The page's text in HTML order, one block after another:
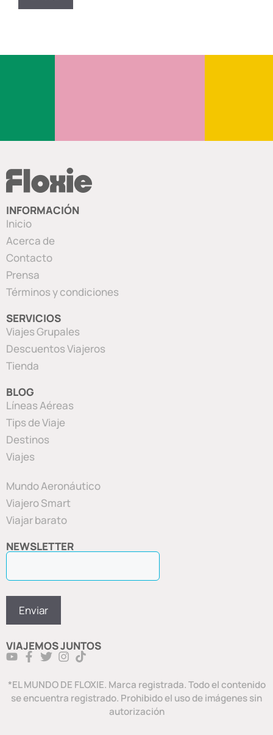
INFORMACIÓN
Inicio
Acerca de
Contacto
Prensa
Términos y condiciones
SERVICIOS
Viajes Grupales
Descuentos Viajeros
Tienda
BLOG
Líneas Aéreas
Tips de Viaje
Destinos
Viajes
Mundo Aeronáutico
Viajero Smart
Viajar barato
NEWSLETTER
VIAJEMOS JUNTOS
*EL MUNDO DE FLOXIE. Marca registrada. Todo el contenido
se encuentra registrado. Prohibido el uso de imágenes sin
autorización